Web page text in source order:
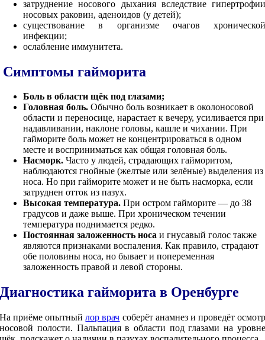
затруднение носового дыхания вследствие гипертрофии
носовых раковин, аденоидов (у детей);
существование в организме очагов хронической
инфекции;
ослабление иммунитета.
Симптомы гайморита
Боль в области щёк под глазами;
Головная боль. Обычно боль возникает в околоносовой
области и переносице, нарастает к вечеру, усиливается при
надавливании, наклоне головы, кашле и чихании. При
гайморите боль может не концентрироваться в одном
месте и восприниматься как общая головная боль.
Насморк. Часто у людей, страдающих гайморитом,
наблюдаются гнойные (желтые или зелёные) выделения из
носа. Но при гайморите может и не быть насморка, если
затруднен отток из пазух.
Высокая температура. При остром гайморите — до 38
градусов и даже выше. При хроническом течении
температура поднимается редко.
Постоянная заложенность носа и гнусавый голос также
являются признаками воспаления. Как правило, страдают
обе половины носа, но бывает и попеременная
заложенность правой и левой стороны.
Диагностика гайморита в Оренбурге
На приёме опытныйлор врач соберёт анамнез и проведёт осмотр
носовой полости. Пальпация в области под глазами на уровне